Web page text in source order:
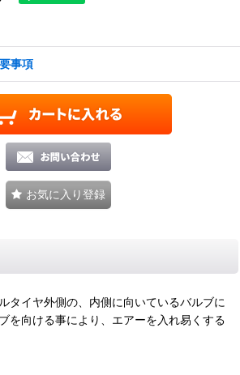
事項
お気に入り登録
タイヤ外側の、内側に向いているバルブに
を向ける事により、エアーを入れ易くする